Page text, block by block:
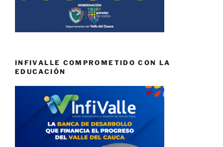
INFIVALLE COMPROMETIDO CON LA
EDUCACIÓN